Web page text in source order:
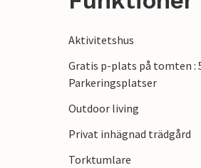
poolen. Servera
Promenera genom
Francesco-basilikan
Smaka på fina viner i
genom Piazza della
Aktivitetshus
Gratis p-plats på tomten :
Parkeringsplatser
Outdoor living
Privat inhägnad trädgård
Torktumlare